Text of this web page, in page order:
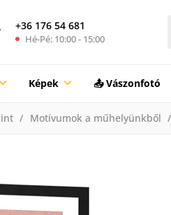
+36 176 54 681
Hé-Pé: 10:00 - 15:00
Képek 📤 Vászonfotó
Motívumok a műhelyünkből